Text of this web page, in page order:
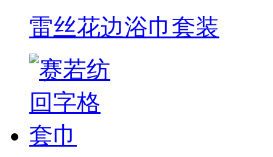
雷丝花边浴巾套装